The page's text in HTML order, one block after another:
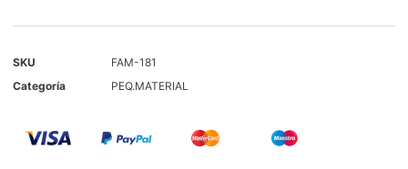
SKU
FAM-181
Categoría
PEQ.MATERIAL